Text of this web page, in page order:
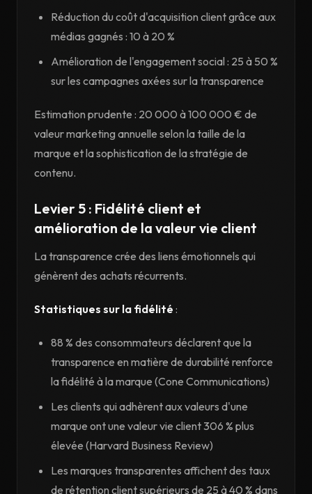
Réduction du coût d'acquisition client grâce aux
médias gagnés : 10 à 20 %
Amélioration de l'engagement social : 25 à 50 %
sur les campagnes axées sur la transparence
Estimation prudente : 20 000 à 100 000 € de
valeur marketing annuelle selon la taille de la
marque et la sophistication de la stratégie de
contenu.
Levier 5 : Fidélité client et
amélioration de la valeur vie client
La transparence crée des liens émotionnels qui
génèrent des achats récurrents.
Statistiques sur la fidélité :
88 % des consommateurs déclarent que la
transparence en matière de durabilité renforce
la fidélité à la marque (Cone Communications)
Les clients qui adhèrent aux valeurs d'une
marque ont une valeur vie client 306 % plus
élevée (Harvard Business Review)
Les marques transparentes affichent des taux
de rétention client supérieurs de 25 à 40 % dans